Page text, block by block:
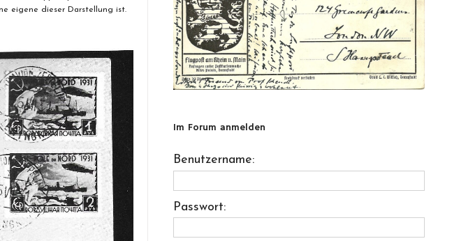
eigene dieser Darstellung ist.
Im Forum anmelden
Benutzername:
Passwort: